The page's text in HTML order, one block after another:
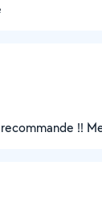
!!